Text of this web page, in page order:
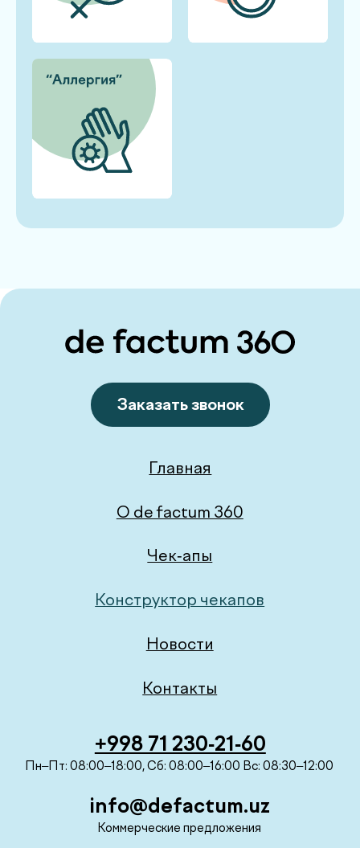
Контакты
Copyright © 2025, De factum. Все права защищены
Сайт сделан вfuture-group.uz
Пн–Пт: 08:00–18:00, Сб: 08:00–16:00 Вс: 08:30–12:00
Конструктор чекапов
Коммерческие предложения
+998 71 230-21-60
info@defactum.uz